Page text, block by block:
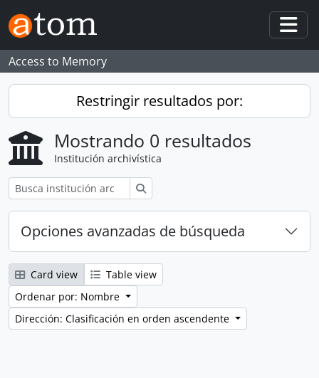
Skip to main content
Access to Memory
Restringir resultados por:
Mostrando 0 resultados
Institución archivística
Opciones avanzadas de búsqueda
Card view
Table view
Ordenar por: Nombre
Dirección: Clasificación en orden ascendente